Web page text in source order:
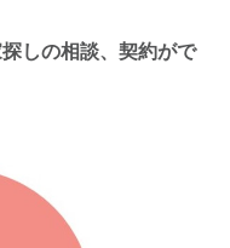
しの相談、契約がで